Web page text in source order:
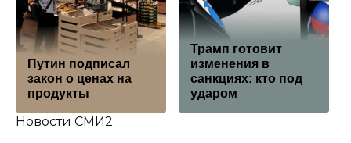
Путин подписал
закон о ценах на
продукты
Трамп готовит
изменения в
санкциях: кто под
ударом
Новости СМИ2